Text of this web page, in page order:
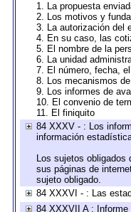
1. La propuesta
2. Los motivos y
3. La autorización del
4. En su caso, las
5. El nombre de la
6. La unidad
7. El número, fecha,
8. Los mecanismos
9. Los informes de
10. El convenio de
11. El finiquito
84 XXXV - : Los
información
Los sujetos obligados
sus páginas de
sujeto obligado.
84 XXXVI - : Las
84 XXXVII A :